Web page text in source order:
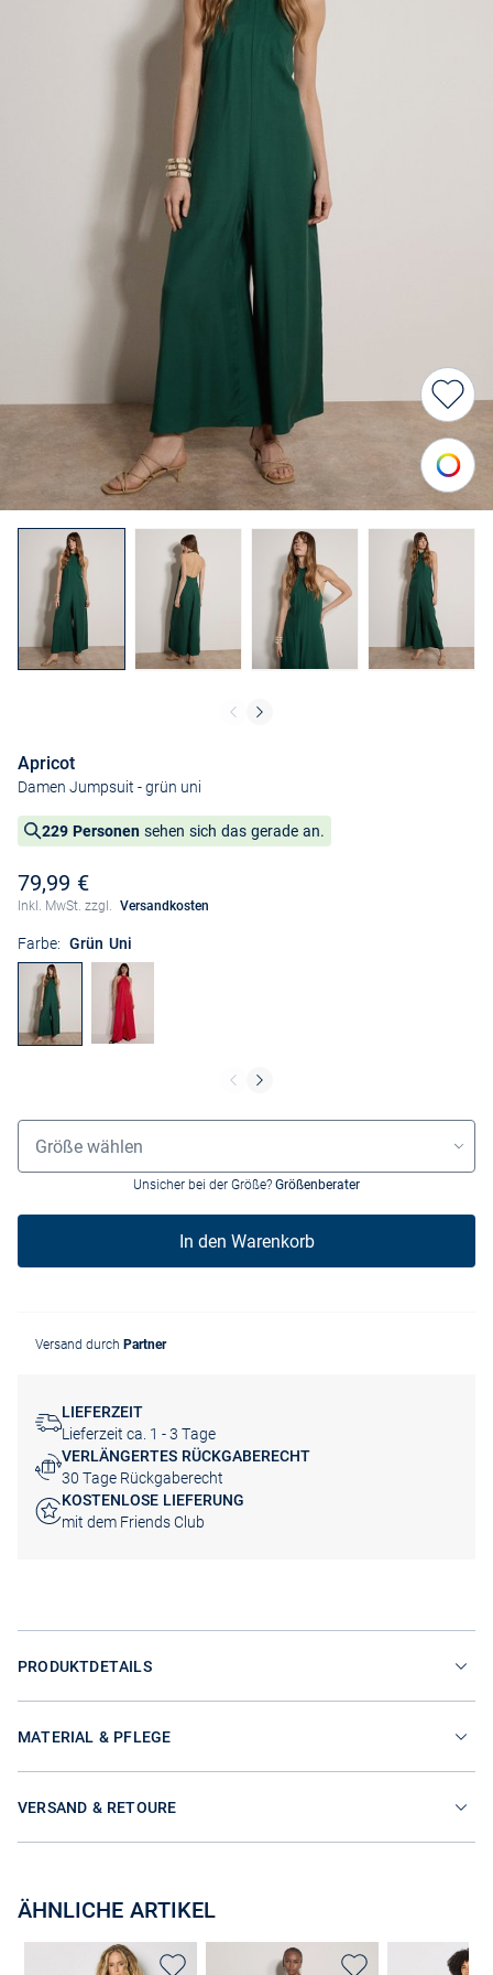
Apricot
Damen Jumpsuit - grün uni
229 Personen sehen sich das gerade an.
79,99 €
Inkl. MwSt. zzgl. Versandkosten
Farbe: Grün Uni
Größenauswahl
Größe wählen
Unsicher bei der Größe? Größenberater
In den Warenkorb
Versand durch Partner
LIEFERZEIT
Lieferzeit ca. 1 - 3 Tage
VERLÄNGERTES RÜCKGABERECHT
30 Tage Rückgaberecht
KOSTENLOSE LIEFERUNG
mit dem Friends Club
PRODUKTDETAILS
MATERIAL & PFLEGE
VERSAND & RETOURE
ÄHNLICHE ARTIKEL